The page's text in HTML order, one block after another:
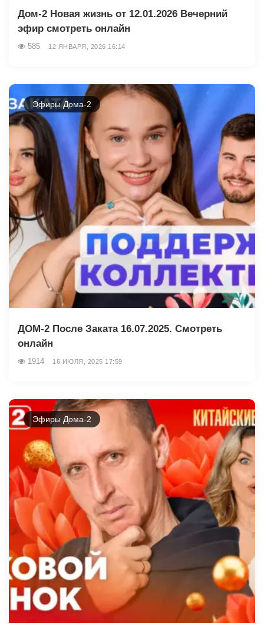
Дом-2 Новая жизнь от 12.01.2026 Вечерний
эфир смотреть онлайн
585 12 ЯНВАРЯ, 2026 16:14
Эфиры Дома-2
ДОМ-2 После Заката 16.07.2025. Смотреть
онлайн
1914 16 ИЮЛЯ, 2025 17:59
Эфиры Дома-2